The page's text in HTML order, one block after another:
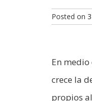
Posted on
En
crece la
propios